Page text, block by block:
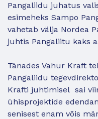
Pangaliidu juhatus
esimeheks Sampo
vahetab välja Nordea
juhtis Pangaliitu kaks
Tänades Vahur Kraft
Pangaliidu
Krafti juhtimisel sai
ühisprojektide
senisest enam võis